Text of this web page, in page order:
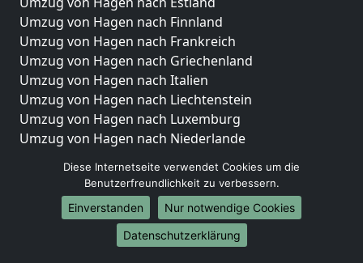
Umzug von Hagen nach Finnland
Umzug von Hagen nach Frankreich
Umzug von Hagen nach Griechenland
Umzug von Hagen nach Italien
Umzug von Hagen nach Liechtenstein
Umzug von Hagen nach Luxemburg
Umzug von Hagen nach Niederlande
Umzüge-Deutschlandweit
Umzug von Hagen nach Berlin
Umzug von Hagen nach Hamburg
Diese Internetseite verwendet Cookies um die
Benutzerfreundlichkeit zu verbessern.
Einverstanden
Nur notwendige Cookies
Datenschutzerklärung